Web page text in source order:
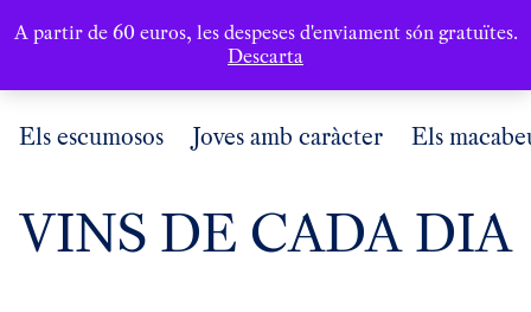
A partir de 60 euros, les despeses d'enviament són gratuïtes.
Descarta
Els escumosos Joves amb caràcter Els
VINS DE CADA DIA